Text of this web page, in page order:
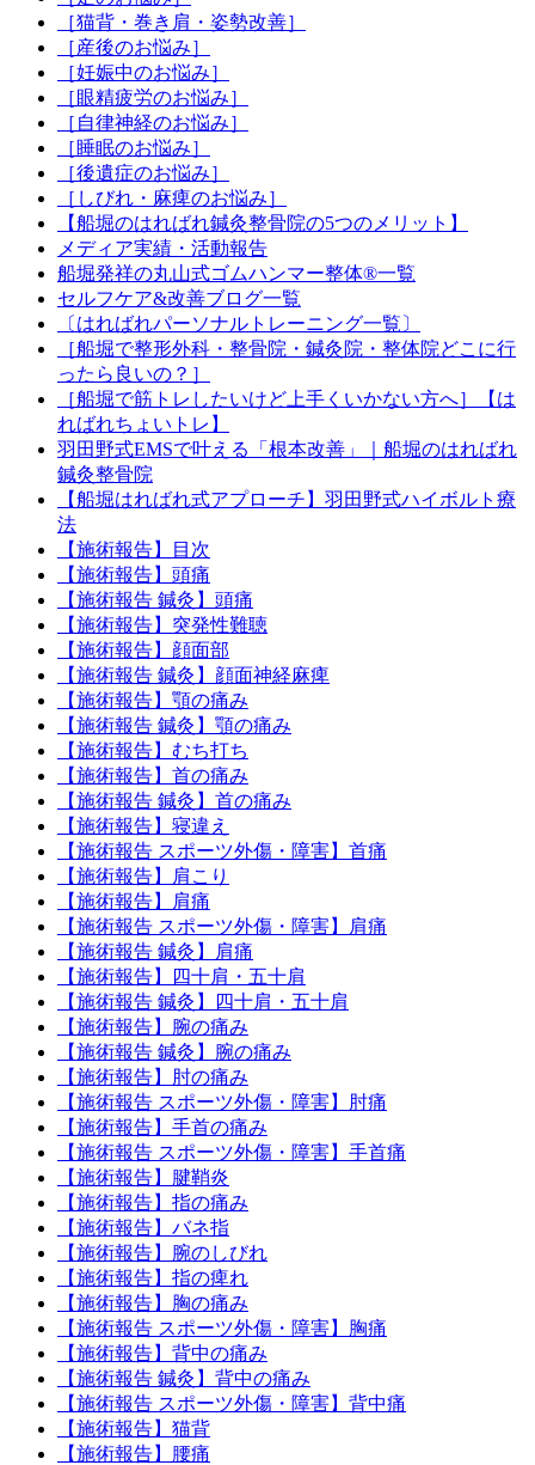
［猫背・巻き肩・姿勢改善］
［産後のお悩み］
［妊娠中のお悩み］
［眼精疲労のお悩み］
［自律神経のお悩み］
［睡眠のお悩み］
［後遺症のお悩み］
［しびれ・麻痺のお悩み］
【船堀のはればれ鍼灸整骨院の5つのメリット】
メディア実績・活動報告
船堀発祥の丸山式ゴムハンマー整体®︎一覧
セルフケア&改善ブログ一覧
〔はればれパーソナルトレーニング一覧〕
［船堀で整形外科・整骨院・鍼灸院・整体院どこに行
ったら良いの？］
［船堀で筋トレしたいけど上手くいかない方へ］【は
ればれちょいトレ】
羽田野式EMSで叶える「根本改善」｜船堀のはればれ
鍼灸整骨院
【船堀はればれ式アプローチ】羽田野式ハイボルト療
法
【施術報告】目次
【施術報告】頭痛
【施術報告 鍼灸】頭痛
【施術報告】突発性難聴
【施術報告】顔面部
【施術報告 鍼灸】顔面神経麻痺
【施術報告】顎の痛み
【施術報告 鍼灸】顎の痛み
【施術報告】むち打ち
【施術報告】首の痛み
【施術報告 鍼灸】首の痛み
【施術報告】寝違え
【施術報告 スポーツ外傷・障害】首痛
【施術報告】肩こり
【施術報告】肩痛
【施術報告 スポーツ外傷・障害】肩痛
【施術報告 鍼灸】肩痛
【施術報告】四十肩・五十肩
【施術報告 鍼灸】四十肩・五十肩
【施術報告】腕の痛み
【施術報告 鍼灸】腕の痛み
【施術報告】肘の痛み
【施術報告 スポーツ外傷・障害】肘痛
【施術報告】手首の痛み
【施術報告 スポーツ外傷・障害】手首痛
【施術報告】腱鞘炎
【施術報告】指の痛み
【施術報告】バネ指
【施術報告】腕のしびれ
【施術報告】指の痺れ
【施術報告】胸の痛み
【施術報告 スポーツ外傷・障害】胸痛
【施術報告】背中の痛み
【施術報告 鍼灸】背中の痛み
【施術報告 スポーツ外傷・障害】背中痛
【施術報告】猫背
【施術報告】腰痛